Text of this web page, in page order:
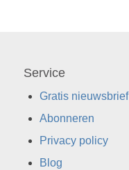
Service
Gratis nieuwsbrief
Abonneren
Privacy policy
Blog